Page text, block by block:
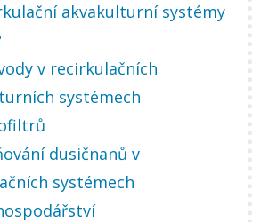
akvakulturní systémy
v recirkulačních
systémech
dusičnanů v
systémech